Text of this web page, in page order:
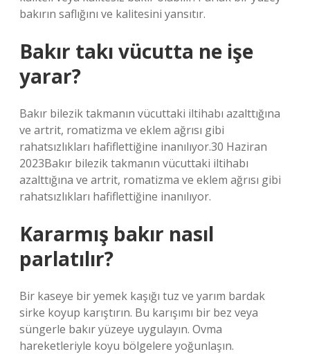
bakırın saflığını ve kalitesini yansıtır.
Bakır takı vücutta ne işe
yarar?
Bakır bilezik takmanın vücuttaki iltihabı azalttığına
ve artrit, romatizma ve eklem ağrısı gibi
rahatsızlıkları hafiflettiğine inanılıyor.30 Haziran
2023Bakır bilezik takmanın vücuttaki iltihabı
azalttığına ve artrit, romatizma ve eklem ağrısı gibi
rahatsızlıkları hafiflettiğine inanılıyor.
Kararmış bakır nasıl
parlatılır?
Bir kaseye bir yemek kaşığı tuz ve yarım bardak
sirke koyup karıştırın. Bu karışımı bir bez veya
süngerle bakır yüzeye uygulayın. Ovma
hareketleriyle koyu bölgelere yoğunlaşın.